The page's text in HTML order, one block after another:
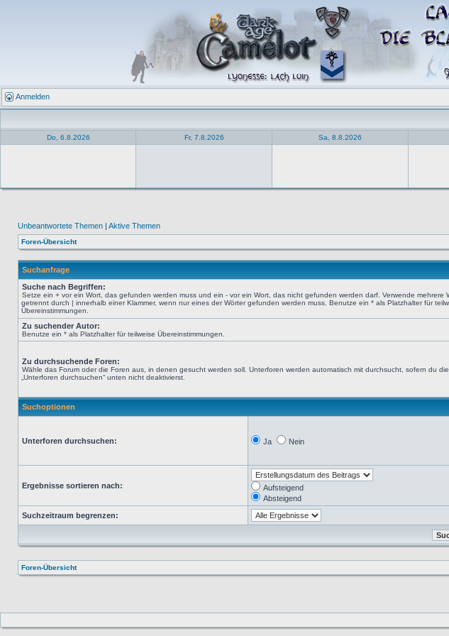
Anmelden
Do, 6.8.2026 Fr, 7.8.2026 Sa, 8.8.2026
Unbeantwortete Themen | Aktive Themen
Foren-Übersicht
Suchanfrage
Suche nach Begriffen:
Setze ein + vor ein Wort, das gefunden werden muss und ein - vor ein Wort, das nicht gefunden werden darf. Verwende mehrere
getrennt durch | innerhalb einer Klammer, wenn nur eines der Wörter gefunden werden muss. Benutze ein * als Platzhalter für
Übereinstimmungen.
Zu suchender Autor:
Benutze ein * als Platzhalter für teilweise Übereinstimmungen.
Zu durchsuchende Foren:
Wähle das Forum oder die Foren aus, in denen gesucht werden soll. Unterforen werden automatisch mit durchsucht, sofern du
„Unterforen durchsuchen“ unten nicht deaktivierst.
Suchoptionen
Unterforen durchsuchen: Ja Nein
Ergebnisse sortieren nach:
Aufsteigend
Absteigend
Suchzeitraum begrenzen:
Foren-Übersicht